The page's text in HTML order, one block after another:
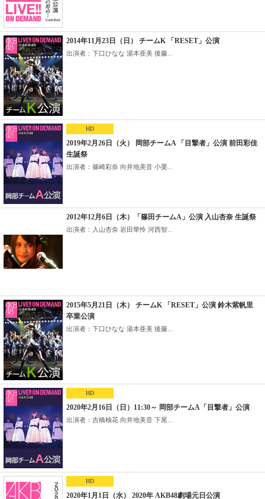
2014年11月23日（日） チームK 「RESET」公演
出演者：下口ひなな 湯本亜美 後藤...
HD
2019年2月26日（火） 岡部チームA 「目撃者」公演 前田彩佳
生誕祭
出演者：篠崎彩奈 向井地美音 小栗...
2012年12月6日（木）「篠田チームA」公演 入山杏奈 生誕祭
出演者：入山杏奈 岩田華怜 河西智...
2015年5月21日（木） チームK 「RESET」公演 鈴木紫帆里
卒業公演
出演者：下口ひなな 湯本亜美 後藤...
HD
2020年2月16日（日）11:30～ 岡部チームA「目撃者」公演
出演者：吉橋柚花 向井地美音 下尾...
HD
2020年1月1日（水） 2020年 AKB48劇場元日公演